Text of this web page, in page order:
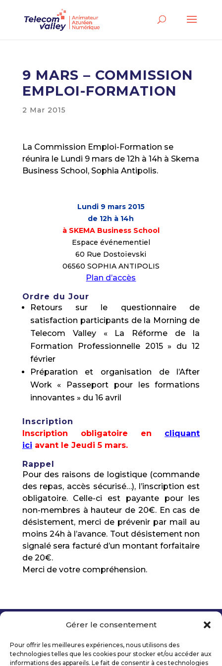
Gérer le consentement
Pour offrir les meilleures expériences, nous utilisons des
technologies telles que les cookies pour stocker et/ou accéder aux
informations des appareils. Le fait de consentir à ces technologies
9 MARS – COMMISSION
EMPLOI-FORMATION
2 Mar 2015
La Commission Emploi-Formation se
réunira le Lundi 9 mars de 12h à 14h à Skema
Business School, Sophia Antipolis.
Lundi 9 mars 2015
de 12h à 14h
à SKEMA Business School
Espace événementiel
60 Rue Dostoïevski
06560 SOPHIA ANTIPOLIS
Plan d’accès
Ordre du Jour
Retours sur le questionnaire de
satisfaction participants de la Morning de
Telecom Valley « La Réforme de la
Formation Professionnelle 2015 » du 12
février
Préparation et organisation de l’After
Work « Passeport pour les formations
innovantes » du 16 avril
Inscription
Inscription obligatoire en cliquant
ici avant le Jeudi 5 mars.
Rappel
Pour des raisons de logistique (commande
des repas, accès sécurisé…), l’inscription est
obligatoire. Celle-ci est payante pour les
non-membres à hauteur de 20€. En cas de
désistement, merci de prévenir par mail au
moins 24h à l’avance. Tout désistement non
signalé sera facturé d’un montant forfaitaire
de 20€.
Merci de votre compréhension.
Mentions légales
Politique de confidentialité